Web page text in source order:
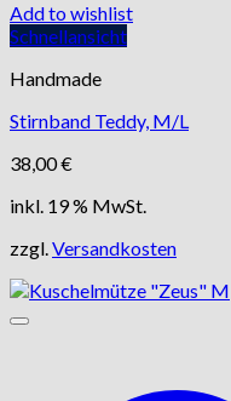
Add to wishlist
Schnellansicht
Handmade
Stirnband Teddy, M/L
38,00€
inkl. 19 % MwSt.
zzgl.Versandkosten